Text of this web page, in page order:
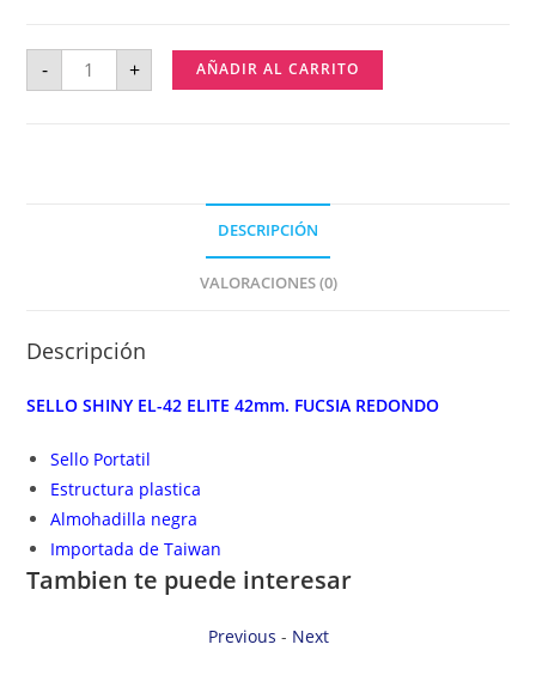
- + AÑADIR AL CARRITO
DESCRIPCIÓN
VALORACIONES (0)
Descripción
SELLO SHINY EL-42 ELITE 42mm. FUCSIA REDONDO
Sello Portatil
Estructura plastica
Almohadilla negra
Importada de Taiwan
Tambien te puede interesar
Previous - Next